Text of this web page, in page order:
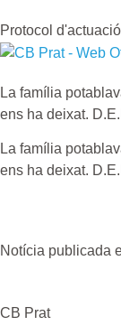
Protocol
La família
ens ha deixat.
La família
ens ha deixat.
Notícia publicada
CB Prat